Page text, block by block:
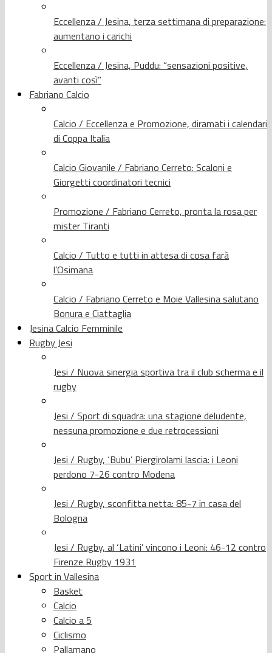
Eccellenza / Jesina, terza settimana di preparazione:
aumentano i carichi
Eccellenza / Jesina, Puddu: “sensazioni positive,
avanti così”
Fabriano Calcio
Calcio / Eccellenza e Promozione, diramati i calendari
di Coppa Italia
Calcio Giovanile / Fabriano Cerreto: Scaloni e
Giorgetti coordinatori tecnici
Promozione / Fabriano Cerreto, pronta la rosa per
mister Tiranti
Calcio / Tutto e tutti in attesa di cosa farà
l’Osimana
Calcio / Fabriano Cerreto e Moie Vallesina salutano
Bonura e Ciattaglia
Jesina Calcio Femminile
Rugby Jesi
Jesi / Nuova sinergia sportiva tra il club scherma e il
rugby
Jesi / Sport di squadra: una stagione deludente,
nessuna promozione e due retrocessioni
Jesi / Rugby, ‘Bubu’ Piergirolami lascia: i Leoni
perdono 7-26 contro Modena
Jesi / Rugby, sconfitta netta: 85-7 in casa del
Bologna
Jesi / Rugby, al ‘Latini’ vincono i Leoni: 46-12 contro
Firenze Rugby 1931
Sport in Vallesina
Basket
Calcio
Calcio a 5
Ciclismo
Pallamano